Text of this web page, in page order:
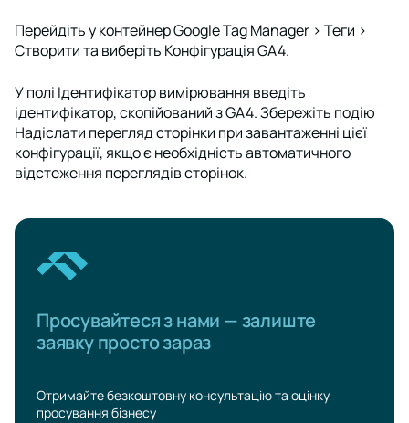
Перейдіть у контейнерGoogle Tag Manager > Теги >
Створитита виберіть Конфігурація GA4.
У полі Ідентифікатор вимірювання введіть
ідентифікатор, скопійований з GA4. Збережіть подію
Надіслати перегляд сторінки при завантаженні цієї
конфігурації, якщо є необхідність автоматичного
відстеження переглядів сторінок.
Просувайтеся з нами — залиште
заявку просто зараз
Отримайте безкоштовну консультацію та оцінку
просування бізнесу